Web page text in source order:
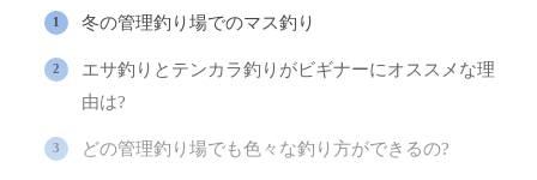
冬の管理釣り場でのマス釣り
エサ釣りとテンカラ釣りがビギナーにオススメな理
由は?
どの管理釣り場でも色々な釣り方ができるの?